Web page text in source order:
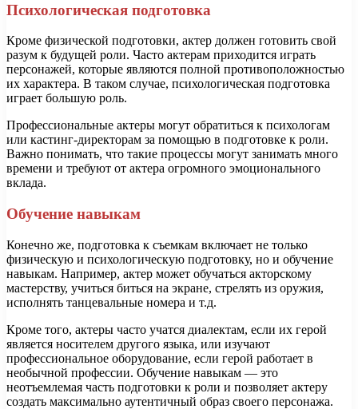
Психологическая подготовка
Кроме физической подготовки, актер должен готовить свой
разум к будущей роли. Часто актерам приходится играть
персонажей, которые являются полной противоположностью
их характера. В таком случае, психологическая подготовка
играет большую роль.
Профессиональные актеры могут обратиться к психологам
или кастинг-директорам за помощью в подготовке к роли.
Важно понимать, что такие процессы могут занимать много
времени и требуют от актера огромного эмоционального
вклада.
Обучение навыкам
Конечно же, подготовка к съемкам включает не только
физическую и психологическую подготовку, но и обучение
навыкам. Например, актер может обучаться акторскому
мастерству, учиться биться на экране, стрелять из оружия,
исполнять танцевальные номера и т.д.
Кроме того, актеры часто учатся диалектам, если их герой
является носителем другого языка, или изучают
профессиональное оборудование, если герой работает в
необычной профессии. Обучение навыкам — это
неотъемлемая часть подготовки к роли и позволяет актеру
создать максимально аутентичный образ своего персонажа.